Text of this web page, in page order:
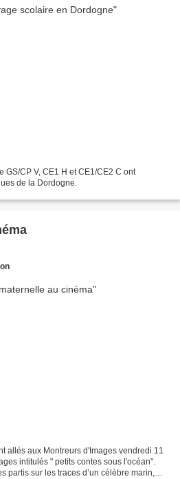
GS/CP V, CE1 H et CE1/CE2 C ont
de la Dordogne.
allés aux Montreurs d'Images vendredi 11
intitulés " petits contes sous l'océan".
partis sur les traces d’un célèbre marin,